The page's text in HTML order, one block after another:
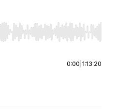
to seek, Home/End to jump to
0:00 1:13:20